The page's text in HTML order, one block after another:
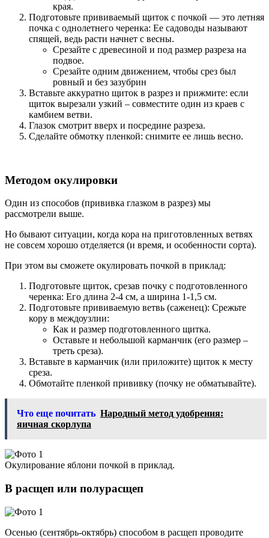
края.
Подготовьте прививаемый щиток с почкой — это летняя
почка с однолетнего черенка: Ее садоводы называют
спящей, ведь расти начнет с весны.
Срезайте с древесиной и под размер разреза на
подвое.
Срезайте одним движением, чтобы срез был
ровный и без зазубрин
Вставьте аккуратно щиток в разрез и прижмите: если
щиток вырезали узкий – совместите один из краев с
камбием ветви.
Глазок смотрит вверх и посредине разреза.
Сделайте обмотку пленкой: снимите ее лишь весно.
Методом окулировки
Один из способов (прививка глазком в разрез) мы
рассмотрели выше.
Но бывают ситуации, когда кора на приготовленных ветвях
не совсем хорошо отделяется (и время, и особенности сорта).
При этом вы сможете окулировать почкой в приклад:
Подготовьте щиток, срезав почку с подготовленного
черенка: Его длина 2-4 см, а ширина 1-1,5 см.
Подготовьте прививаемую ветвь (саженец): Срежьте
кору в междоузлии:
Как и размер подготовленного щитка.
Оставьте и небольшой карманчик (его размер –
треть среза).
Вставьте в карманчик (или приложите) щиток к месту
среза.
Обмотайте пленкой прививку (почку не обматывайте).
Что еще почитать Народный метод удобрения:
яичная скорлупа
Окулирование яблони почкой в приклад.
В расщеп или полурасщеп
Осенью (сентябрь-октябрь) способом в расщеп проводите